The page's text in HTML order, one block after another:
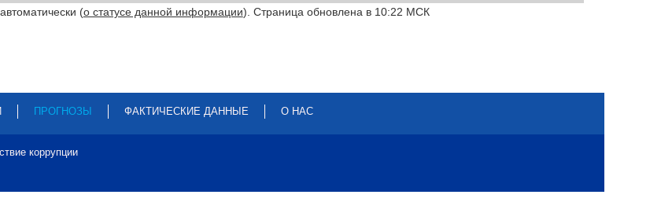
(о статусе данной информации). Страница обновлена в 10:22 МСК
ПРОГНОЗЫ ФАКТИЧЕСКИЕ ДАННЫЕ О НАС
коррупции